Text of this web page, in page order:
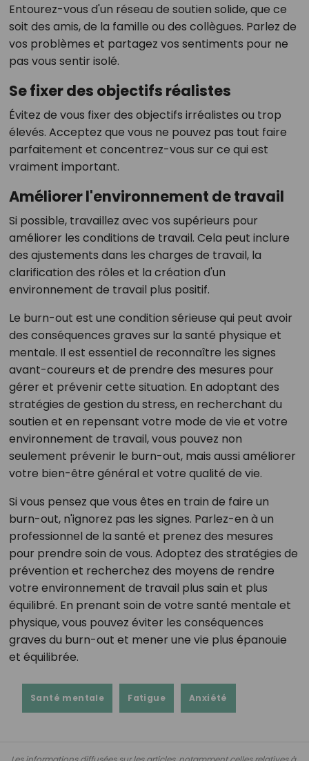
Entourez-vous d'un réseau de soutien solide, que ce
soit des amis, de la famille ou des collègues. Parlez de
vos problèmes et partagez vos sentiments pour ne
pas vous sentir isolé.
Se fixer des objectifs réalistes
Évitez de vous fixer des objectifs irréalistes ou trop
élevés. Acceptez que vous ne pouvez pas tout faire
parfaitement et concentrez-vous sur ce qui est
vraiment important.
Améliorer l'environnement de travail
Si possible, travaillez avec vos supérieurs pour
améliorer les conditions de travail. Cela peut inclure
des ajustements dans les charges de travail, la
clarification des rôles et la création d'un
environnement de travail plus positif.
Le burn-out est une condition sérieuse qui peut avoir
des conséquences graves sur la santé physique et
mentale. Il est essentiel de reconnaître les signes
avant-coureurs et de prendre des mesures pour
gérer et prévenir cette situation. En adoptant des
stratégies de gestion du stress, en recherchant du
soutien et en repensant votre mode de vie et votre
environnement de travail, vous pouvez non
seulement prévenir le burn-out, mais aussi améliorer
votre bien-être général et votre qualité de vie.
Si vous pensez que vous êtes en train de faire un
burn-out, n'ignorez pas les signes. Parlez-en à un
professionnel de la santé et prenez des mesures
pour prendre soin de vous. Adoptez des stratégies de
prévention et recherchez des moyens de rendre
votre environnement de travail plus sain et plus
équilibré. En prenant soin de votre santé mentale et
physique, vous pouvez éviter les conséquences
graves du burn-out et mener une vie plus épanouie
et équilibrée.
Santé mentale Fatigue Anxiété